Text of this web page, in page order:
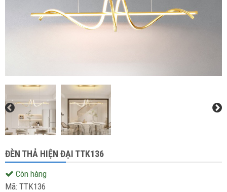
ĐÈN THẢ HIỆN ĐẠI TTK136
Còn hàng
Mã: TTK136